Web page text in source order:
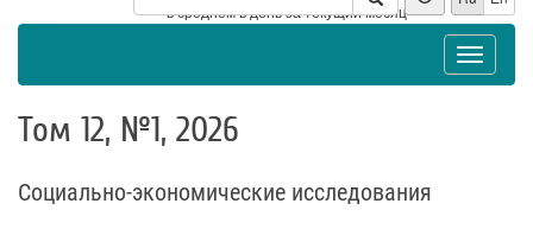
* - в среднем в день за текущий месяц
Toggle
Том 12, №1, 2026
Социально-экономические исследования